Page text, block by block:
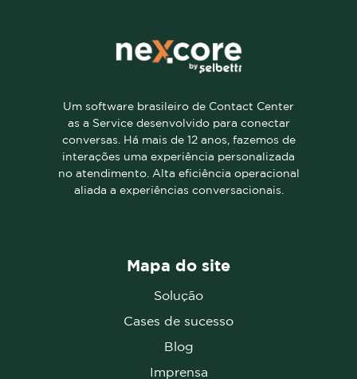
Um software brasileiro de Contact Center
as a Service desenvolvido para conectar
conversas. Há mais de 12 anos, fazemos de
interações uma experiência personalizada
no atendimento. Alta eficiência operacional
aliada a experiências conversacionais.
Mapa do site
Solução
Cases de sucesso
Blog
Imprensa